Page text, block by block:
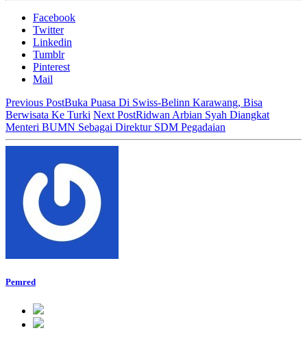
Facebook
Twitter
Linkedin
Tumblr
Pinterest
Mail
Previous PostBuka Puasa Di Swiss-Belinn Karawang, Bisa
Berwisata Ke Turki Next PostRidwan Arbian Syah Diangkat
Menteri BUMN Sebagai Direktur SDM Pegadaian
Pemred